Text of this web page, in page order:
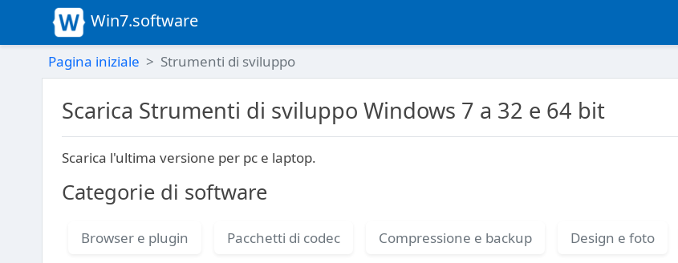
Win7.software
Pagina iniziale Strumenti di sviluppo
Scarica Strumenti di sviluppo Windows 7 a 32 e 64 bit
Scarica l'ultima versione per pc e laptop.
Categorie di software
Browser e plugin Pacchetti di codec Compressione e backup Design e foto